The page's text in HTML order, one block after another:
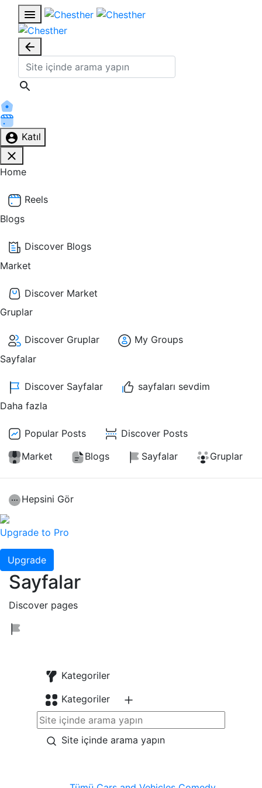
Katıl
Home
Reels
Blogs
Discover Blogs
Market
Discover Market
Gruplar
Discover Gruplar
My Groups
Sayfalar
Discover Sayfalar
sayfaları sevdim
Daha fazla
Popular Posts
Discover Posts
Market
Blogs Sayfalar Gruplar
Hepsini Gör
Upgrade to Pro
Upgrade
Sayfalar
Discover pages
Kategoriler
Kategoriler
Site içinde arama yapın